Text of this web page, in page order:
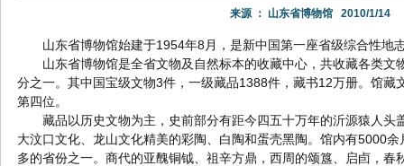
来源 ： 山东省博物馆 2010/1/14
山东省博物馆始建于1954年8月，是新中国第一座省级综合性地
山东省博物馆是全省文物及自然标本的收藏中心，共收藏各类文
分之一。其中国宝级文物3件，一级藏品1388件，藏书12万册。馆藏
第四位。
藏品以历史文物为主，史前部分有距今四五十万年的沂源猿人头
大汶口文化、龙山文化精美的彩陶、白陶和蛋壳黑陶。馆内有5000
多的省份之一。商代的亚醜铜钺、祖辛方鼎，西周的颂簋、启卣，春